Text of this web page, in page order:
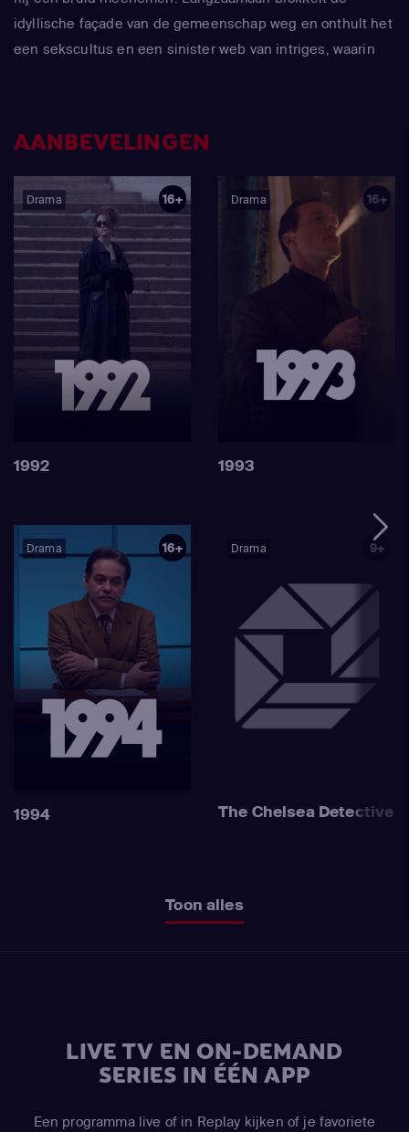
idyllische façade van de gemeenschap weg en onthult het
een sekscultus en een sinister web van intriges, waarin
AANBEVELINGEN
Drama 16+
1992
Drama 16+
1993
Drama 16+
1994
Drama 9+
The Chelsea Detective
Toon alles
LIVE TV EN ON-DEMAND
SERIES IN ÉÉN APP
Een programma live of in Replay kijken of je favoriete